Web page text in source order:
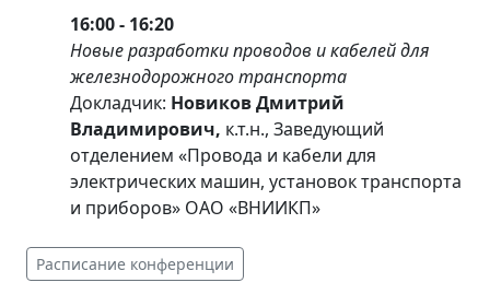
16:00 - 16:20
Новые разработки проводов и кабелей для
железнодорожного транспорта
Докладчик: Новиков Дмитрий
Владимирович, к.т.н., Заведующий
отделением «Провода и кабели для
электрических машин, установок транспорта
и приборов» ОАО «ВНИИКП»
Расписание конференции